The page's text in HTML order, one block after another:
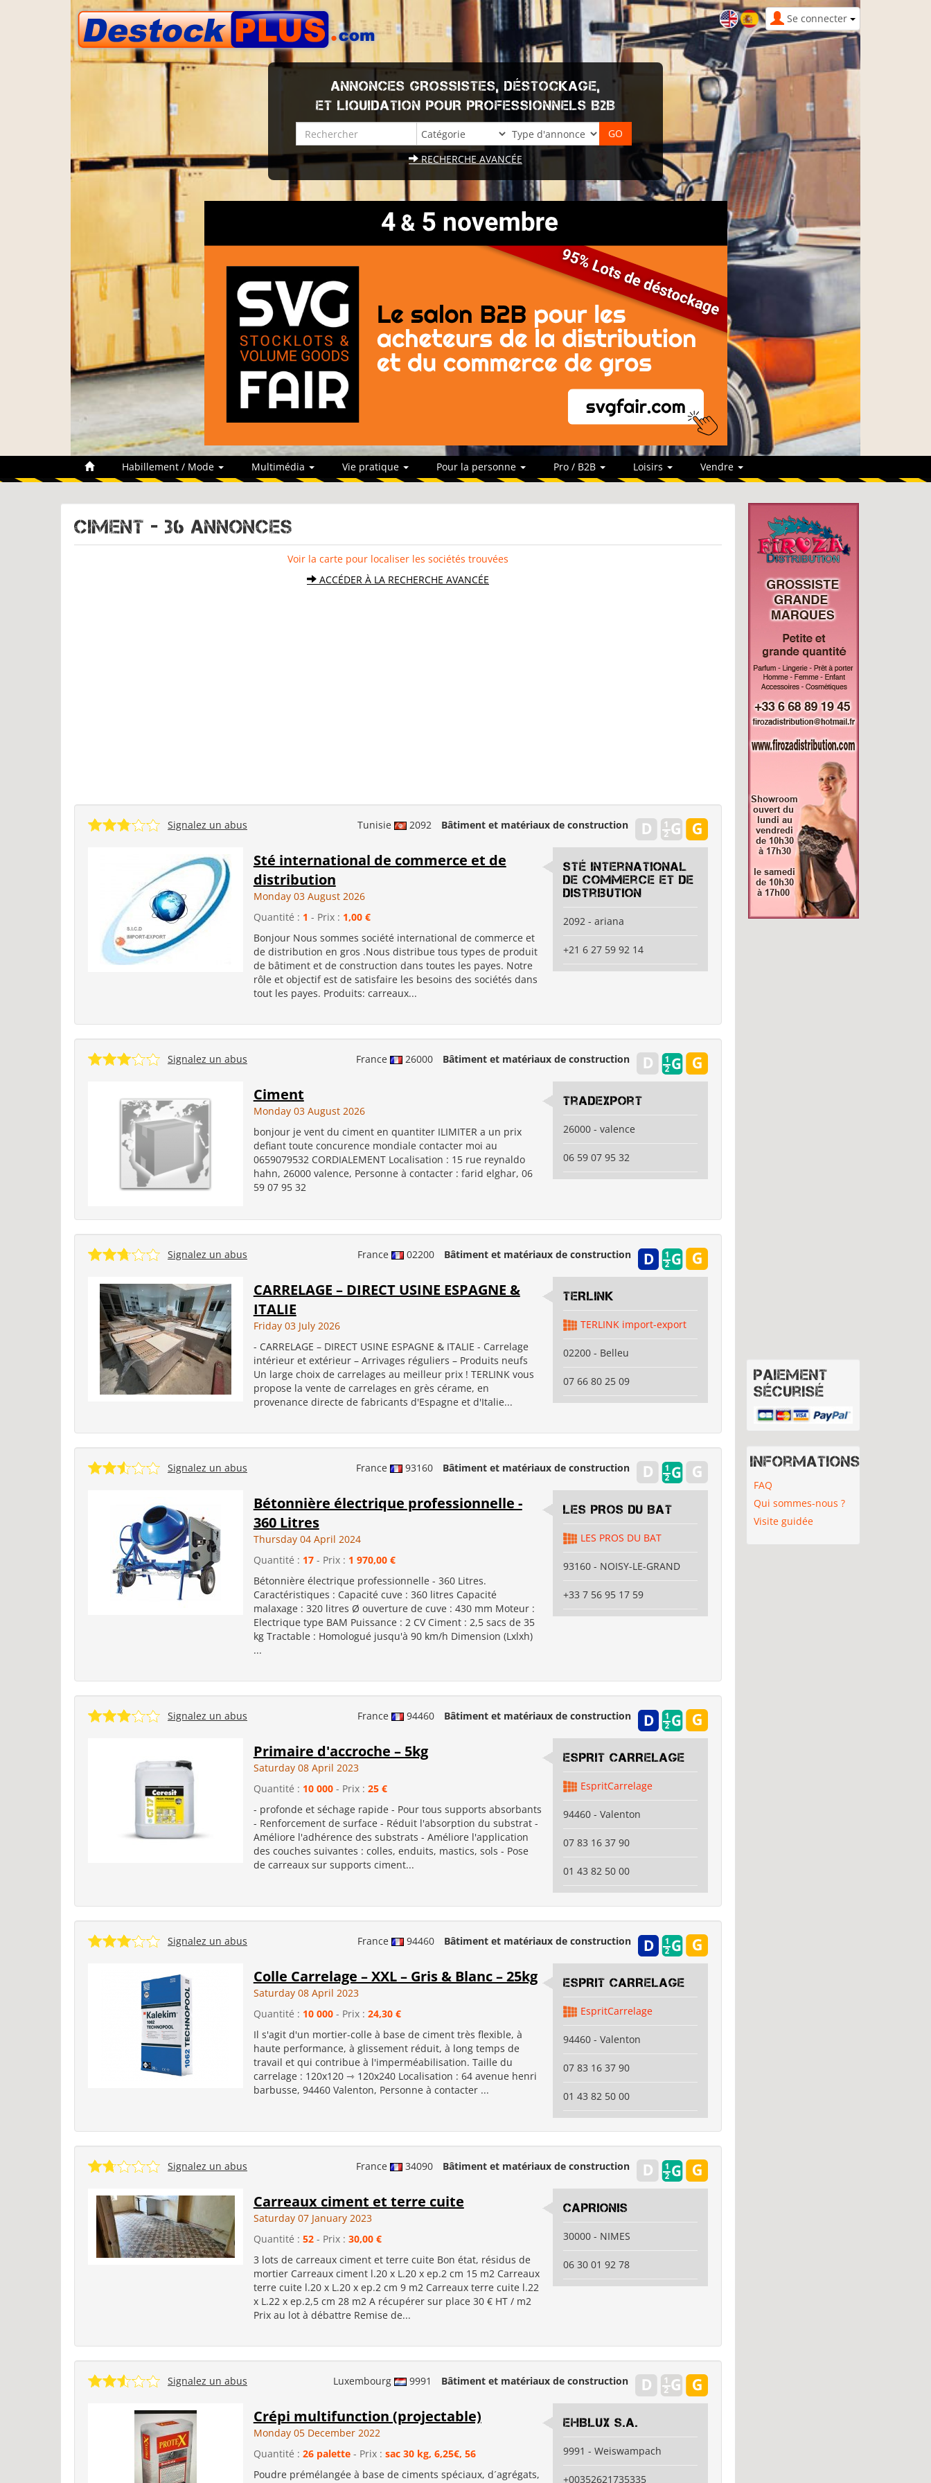
Se connecter
ANNONCES GROSSISTES, DÉSTOCKAGE,
ET LIQUIDATION POUR PROFESSIONNELS B2B
RECHERCHE AVANCÉE
Habillement / Mode Multimédia Vie pratique Pour la personne Pro / B2B Loisirs Vendre
CIMENT - 36 Annonces
Voir la carte pour localiser les sociétés trouvées
ACCÉDER À LA RECHERCHE AVANCÉE
Tunisie 2092 Bâtiment et matériaux de construction
Signalez un abus
Sté international de commerce et de
distribution
Monday 03 August 2026
Quantité : 1 - Prix : 1,00 €
Bonjour Nous sommes société international de commerce et
de distribution en gros .Nous distribue tous types de produit
de bâtiment et de construction dans toutes les payes. Notre
rôle et objectif est de satisfaire les besoins des sociétés dans
tout les payes. Produits: carreaux...
sté international
de commerce et de
distribution
2092 - ariana
+21 6 27 59 92 14
France 26000 Bâtiment et matériaux de construction
Signalez un abus
Ciment
Monday 03 August 2026
bonjour je vent du ciment en quantiter ILIMITER a un prix
defiant toute concurence mondiale contacter moi au
0659079532 CORDIALEMENT Localisation : 15 rue reynaldo
hahn, 26000 valence, Personne à contacter : farid elghar, 06
59 07 95 32
Tradexport
26000 - valence
06 59 07 95 32
France 02200 Bâtiment et matériaux de construction
Signalez un abus
CARRELAGE – DIRECT USINE ESPAGNE &
ITALIE
Friday 03 July 2026
- CARRELAGE – DIRECT USINE ESPAGNE & ITALIE - Carrelage
intérieur et extérieur – Arrivages réguliers – Produits neufs
Un large choix de carrelages au meilleur prix ! TERLINK vous
propose la vente de carrelages en grès cérame, en
provenance directe de fabricants d'Espagne et d'Italie...
TERLINK
TERLINK import-export
02200 - Belleu
07 66 80 25 09
France 93160 Bâtiment et matériaux de construction
Signalez un abus
Bétonnière électrique professionnelle -
360 Litres
Thursday 04 April 2024
Quantité : 17- Prix : 1 970,00 €
Bétonnière électrique professionnelle - 360 Litres.
Caractéristiques : Capacité cuve : 360 litres Capacité
malaxage : 320 litres Ø ouverture de cuve : 430 mm Moteur :
Electrique type BAM Puissance : 2 CV Ciment : 2,5 sacs de 35
kg Tractable : Homologué jusqu'à 90 km/h Dimension (Lxlxh)
...
LES PROS DU BAT
LES PROS DU BAT
93160 - NOISY-LE-GRAND
+33 7 56 95 17 59
France 94460 Bâtiment et matériaux de construction
Signalez un abus
Primaire d'accroche – 5kg
Saturday 08 April 2023
Quantité : 10 000- Prix : 25 €
- profonde et séchage rapide - Pour tous supports absorbants
- Renforcement de surface - Réduit l'absorption du substrat -
Améliore l'adhérence des substrats - Améliore l'application
des couches suivantes : colles, enduits, mastics, sols - Pose
de carreaux sur supports ciment...
ESPRIT CARRELAGE
EspritCarrelage
94460 - Valenton
07 83 16 37 90
01 43 82 50 00
France 94460 Bâtiment et matériaux de construction
Signalez un abus
Colle Carrelage – XXL – Gris & Blanc – 25kg
Saturday 08 April 2023
Quantité : 10 000- Prix : 24,30 €
Il s'agit d'un mortier-colle à base de ciment très flexible, à
haute performance, à glissement réduit, à long temps de
travail et qui contribue à l'imperméabilisation. Taille du
carrelage : 120x120 ⇾ 120x240 Localisation : 64 avenue henri
barbusse, 94460 Valenton, Personne à contacter ...
ESPRIT CARRELAGE
EspritCarrelage
94460 - Valenton
07 83 16 37 90
01 43 82 50 00
France 34090 Bâtiment et matériaux de construction
Signalez un abus
Carreaux ciment et terre cuite
Saturday 07 January 2023
Quantité : 52- Prix : 30,00 €
3 lots de carreaux ciment et terre cuite Bon état, résidus de
mortier Carreaux ciment l.20 x L.20 x ep.2 cm 15 m2 Carreaux
terre cuite l.20 x L.20 x ep.2 cm 9 m2 Carreaux terre cuite l.22
x L.22 x ep.2,5 cm 28 m2 A récupérer sur place 30 € HT / m2
Prix au lot à débattre Remise de...
CAPRIONIS
30000 - NIMES
06 30 01 92 78
Luxembourg 9991 Bâtiment et matériaux de construction
Signalez un abus
Crépi multifunction (projectable)
Monday 05 December 2022
Quantité : 26 palette- Prix : sac 30 kg, 6,25€, 56
Poudre prémélangée à base de ciments spéciaux, d´agrégats,
EHBLUX S.A.
9991 - Weiswampach
+00352621735335
Paiement
sécurisé
Informations
FAQ
Qui sommes-nous ?
Visite guidée